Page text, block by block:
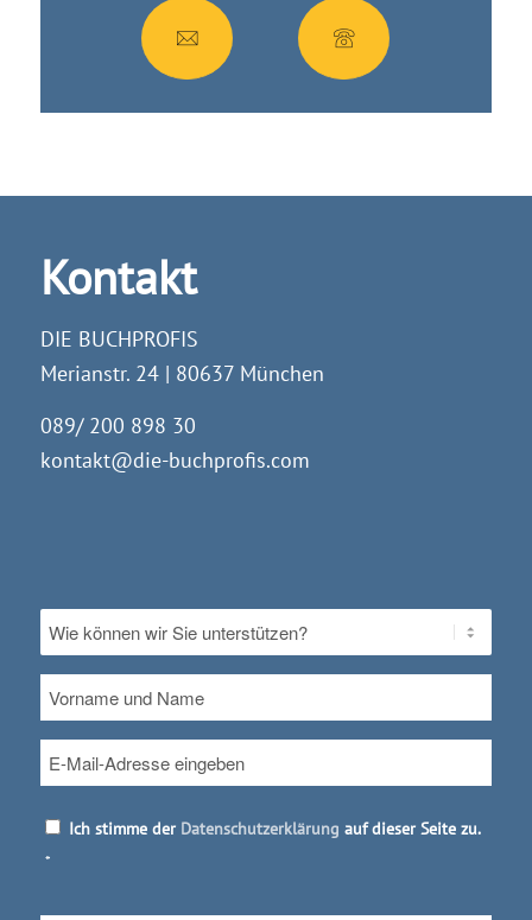
Kontakt
DIE BUCHPROFIS
Merianstr. 24 | 80637 München
089/ 200 898 30
kontakt@die-buchprofis.com
Ohne
Titel *
und
Name
Mail *
Datenschutz
Ich stimme der Datenschutzerklärung auf dieser Seite zu.
*